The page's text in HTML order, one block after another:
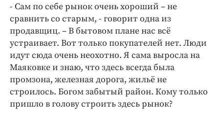
- Сам по себе рынок очень хороший – не
сравнить со старым, - говорит одна из
продавщиц. – В бытовом плане нас всё
устраивает. Вот только покупателей нет. Люди
идут сюда очень неохотно. Я сама выросла на
Маяковке и знаю, что здесь всегда была
промзона, железная дорога, жильё не
строилось. Богом забытый район. Кому только
пришло в голову строить здесь рынок?